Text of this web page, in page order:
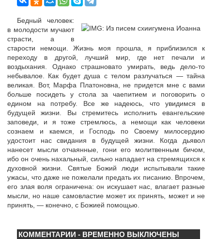
Бедный человек:
в молодости мучают
страсти, а в
старости немощи. Жизнь моя прошла, я приблизился к
переходу в другой, лучший мир, где нет печали и
воздыхания. Однако страшновато умирать, ведь дело-то
небывалое. Как будет душа с телом разлучаться — тайна
великая. Вот, Марфа Платоновна, не придется мне с вами
больше посидеть у стола за чаепитием и поговорить о
едином на потребу. Все же надеюсь, что увидимся в
будущей жизни. Вы стремитесь исполнить евангельские
заповеди, и я тоже стремлюсь, а немощи как человеки
сознаем и каемся, и Господь по Своему милосердию
удостоит нас свидания в будущей жизни. Когда дьявол
нанесет мысли отчаянные, гони его молитвенным бичом,
ибо он очень нахальный, сильно нападает на стремящихся к
духовной жизни. Святые Божий люди испытывали такие
ужасы, что даже не пожелали предать их писанию. Впрочем,
его злая воля ограничена: он искушает нас, влагает разные
мысли, но наше самовластие может их принять, может и не
принять, — конечно, с Божией помощью.
КОММЕНТАРИИ - ВРЕМЕННО ВЫКЛЮЧЕНЫ